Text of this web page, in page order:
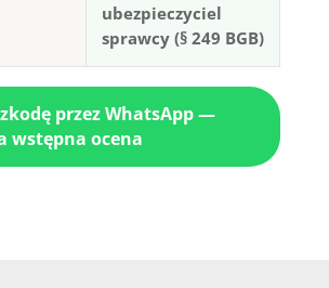
ubezpieczyciel
sprawcy (§ 249 BGB)
przez WhatsApp —
wstępna ocena